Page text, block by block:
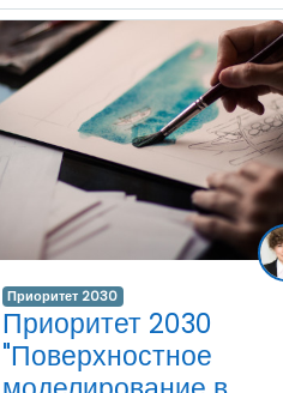
Приоритет 2030
Приоритет 2030
"Поверхностное